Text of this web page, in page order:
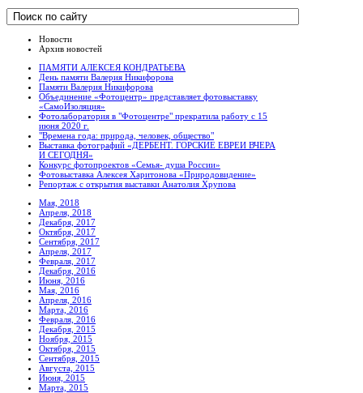
Новости
Архив новостей
ПАМЯТИ АЛЕКСЕЯ КОНДРАТЬЕВА
День памяти Валерия Никифорова
Памяти Валерия Никифорова
Объединение «Фотоцентр» представляет фотовыставку
«СамоИзоляция»
Фотолаборатория в "Фотоцентре" прекратила работу с 15
июня 2020 г.
"Времена года: природа, человек, общество"
Выставка фотографий «ДЕРБЕНТ. ГОРСКИЕ ЕВРЕИ ВЧЕРА
И СЕГОДНЯ»
Конкурс фотопроектов «Семья- душа России»
Фотовыставка Алексея Харитонова «Природовидение»
Репортаж с открытия выставки Анатолия Хрупова
Мая, 2018
Апреля, 2018
Декабря, 2017
Октября, 2017
Сентября, 2017
Апреля, 2017
Февраля, 2017
Декабря, 2016
Июня, 2016
Мая, 2016
Апреля, 2016
Марта, 2016
Февраля, 2016
Декабря, 2015
Ноября, 2015
Октября, 2015
Сентября, 2015
Августа, 2015
Июня, 2015
Марта, 2015